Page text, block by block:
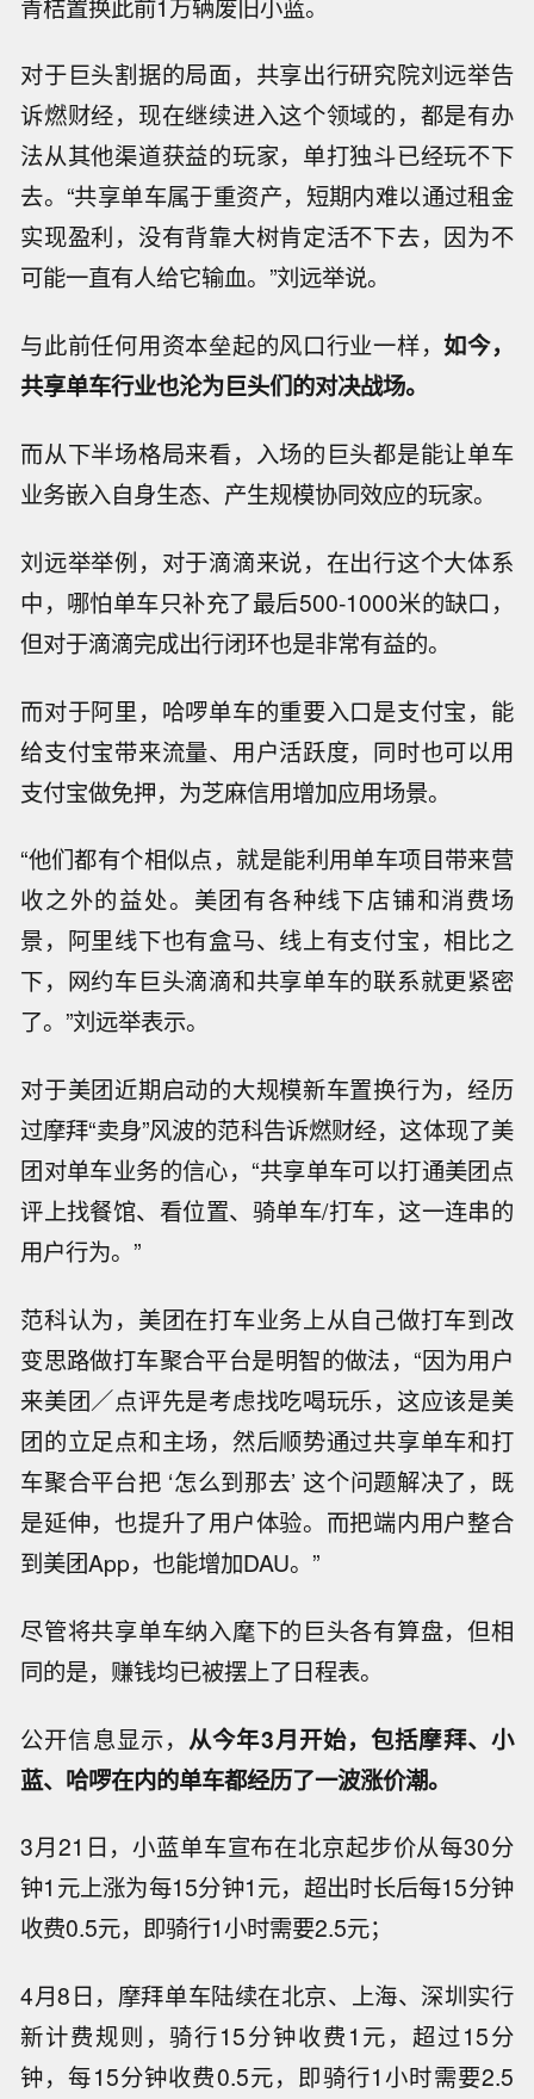
青桔置换此前1万辆废旧小蓝。
对于巨头割据的局面，共享出行研究院刘远举告
诉燃财经，现在继续进入这个领域的，都是有办
法从其他渠道获益的玩家，单打独斗已经玩不下
去。“共享单车属于重资产，短期内难以通过租金
实现盈利，没有背靠大树肯定活不下去，因为不
可能一直有人给它输血。”刘远举说。
与此前任何用资本垒起的风口行业一样，如今，
共享单车行业也沦为巨头们的对决战场。
而从下半场格局来看，入场的巨头都是能让单车
业务嵌入自身生态、产生规模协同效应的玩家。
刘远举举例，对于滴滴来说，在出行这个大体系
中，哪怕单车只补充了最后500-1000米的缺口，
但对于滴滴完成出行闭环也是非常有益的。
而对于阿里，哈啰单车的重要入口是支付宝，能
给支付宝带来流量、用户活跃度，同时也可以用
支付宝做免押，为芝麻信用增加应用场景。
“他们都有个相似点，就是能利用单车项目带来营
收之外的益处。美团有各种线下店铺和消费场
景，阿里线下也有盒马、线上有支付宝，相比之
下，网约车巨头滴滴和共享单车的联系就更紧密
了。”刘远举表示。
对于美团近期启动的大规模新车置换行为，经历
过摩拜“卖身”风波的范科告诉燃财经，这体现了美
团对单车业务的信心，“共享单车可以打通美团点
评上找餐馆、看位置、骑单车/打车，这一连串的
用户行为。”
范科认为，美团在打车业务上从自己做打车到改
变思路做打车聚合平台是明智的做法，“因为用户
来美团／点评先是考虑找吃喝玩乐，这应该是美
团的立足点和主场，然后顺势通过共享单车和打
车聚合平台把 ‘怎么到那去’ 这个问题解决了，既
是延伸，也提升了用户体验。而把端内用户整合
到美团App，也能增加DAU。”
尽管将共享单车纳入麾下的巨头各有算盘，但相
同的是，赚钱均已被摆上了日程表。
公开信息显示，从今年3月开始，包括摩拜、小
蓝、哈啰在内的单车都经历了一波涨价潮。
3月21日，小蓝单车宣布在北京起步价从每30分
钟1元上涨为每15分钟1元，超出时长后每15分钟
收费0.5元，即骑行1小时需要2.5元；
4月8日，摩拜单车陆续在北京、上海、深圳实行
新计费规则，骑行15分钟收费1元，超过15分
钟，每15分钟收费0.5元，即骑行1小时需要2.5